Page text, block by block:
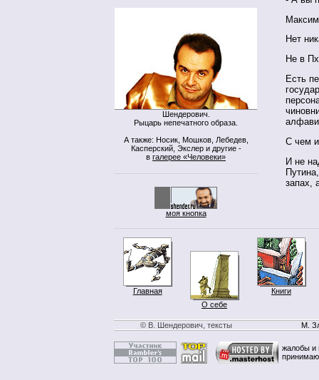
Шендерович.
Рыцарь непечатного образа.
А также: Носик, Мошков, Лебедев,
Касперский, Экслер и другие -
в галерее «Человеки»
моя кнопка
Нет
Не в
Есть
С чем
И не
запах,
Главная
О себе
Книги
© В. Шендерович, тексты М.
жалобы и